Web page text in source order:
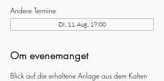
Andere Termine
Di., 11. Aug., 19:00
Om evenemanget
Blick auf die erhaltene Anlage aus dem Kalten